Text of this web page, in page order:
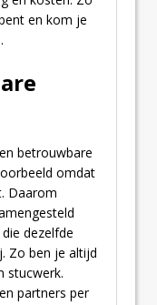
en kom je
betrouwbare
omdat
Daarom
dezelfde
Zo ben je altijd
stucwerk.
partners per